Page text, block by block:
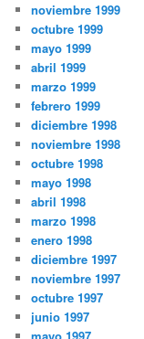
noviembre 1999
octubre 1999
mayo 1999
abril 1999
marzo 1999
febrero 1999
diciembre 1998
noviembre 1998
octubre 1998
mayo 1998
abril 1998
marzo 1998
enero 1998
diciembre 1997
noviembre 1997
octubre 1997
junio 1997